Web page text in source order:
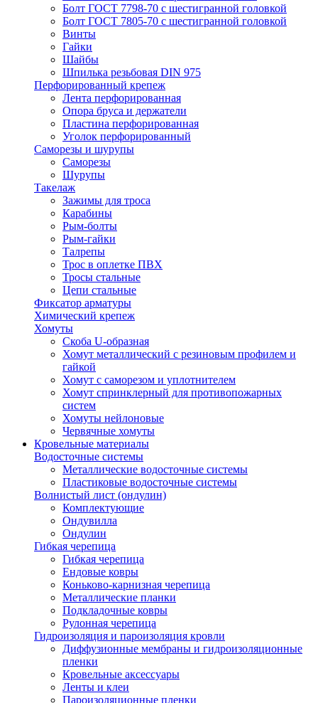
Болт ГОСТ 7798-70 с шестигранной головкой
Болт ГОСТ 7805-70 с шестигранной головкой
Винты
Гайки
Шайбы
Шпилька резьбовая DIN 975
Перфорированный крепеж
Лента перфорированная
Опора бруса и держатели
Пластина перфорированная
Уголок перфорированный
Саморезы и шурупы
Саморезы
Шурупы
Такелаж
Зажимы для троса
Карабины
Рым-болты
Рым-гайки
Талрепы
Трос в оплетке ПВХ
Тросы стальные
Цепи стальные
Фиксатор арматуры
Химический крепеж
Хомуты
Скоба U-образная
Хомут металлический с резиновым профилем и
гайкой
Хомут с саморезом и уплотнителем
Хомут спринклерный для противопожарных
систем
Хомуты нейлоновые
Червячные хомуты
Кровельные материалы
Водосточные системы
Металлические водосточные системы
Пластиковые водосточные системы
Волнистый лист (ондулин)
Комплектующие
Ондувилла
Ондулин
Гибкая черепица
Гибкая черепица
Ендовые ковры
Коньково-карнизная черепица
Металлические планки
Подкладочные ковры
Рулонная черепица
Гидроизоляция и пароизоляция кровли
Диффузионные мембраны и гидроизоляционные
пленки
Кровельные аксессуары
Ленты и клеи
Пароизоляционные пленки